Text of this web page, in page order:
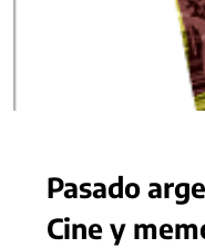
Pasado
Cine y